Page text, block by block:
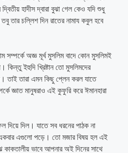
হাদীস দ্বারা বুঝা গেল কেও যদি শুধু
তার চল্লিশ দিন রাতের নামায কবুল হবে
সম্পর্কে অজ্ঞ মূর্খ মুসলিম বাদে কোন মুসলিমই
ইহুদি খ্রিষ্টান তো মুসলিমদের
তাই তারা এমন কিছু প্লেন করল যাতে
জ্ঞাত মানুষরাও এই কুফুরি করে ঈমানহারা
দিয়ে দিল। যাতে সব ধরনের পাঠক না
এগুলো পড়ে। তো মজার বিষয় হল এই
কাকতালীয় ভাবে আপনার অই দিনের সাথে